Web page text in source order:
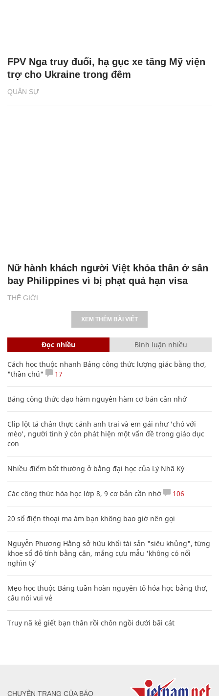
QUÂN SỰ
FPV Nga truy đuổi, hạ gục xe tăng Mỹ viện
trợ cho Ukraine trong đêm
THẾ GIỚI
Nữ hành khách người Việt khỏa thân ở sân
bay Philippines vì bị phạt quá hạn visa
XEM THÊM BÀI VIẾT
Đọc nhiều Bình luận nhiều
Cách học thuộc nhanh Bảng công thức lượng giác bằng thơ,
"thần chú"
17
Bảng công thức đạo hàm nguyên hàm cơ bản cần nhớ
Clip lột tả chân thực cảnh anh trai và em gái như 'chó với
mèo', người tinh ý còn phát hiện một vấn đề trong giáo dục
con
Nhiều điểm bất thường ở bằng đại học của Lý Nhã Kỳ
Các công thức hóa học lớp 8, 9 cơ bản cần nhớ 106
20 số điện thoại ma ám bạn không bao giờ nên gọi
Nguyễn Phương Hằng sở hữu khối tài sản "siêu khủng", từng
khoe sổ đỏ tính bằng cân, mắng cựu mẫu 'không có nổi
nghìn tỷ'
Mẹo học thuộc Bảng tuần hoàn nguyên tố hóa học bằng thơ,
câu nói vui vẻ
Truy nã kẻ giết bạn thân rồi chôn ngồi dưới bãi cát
CHUYÊN TRANG CỦA BÁO